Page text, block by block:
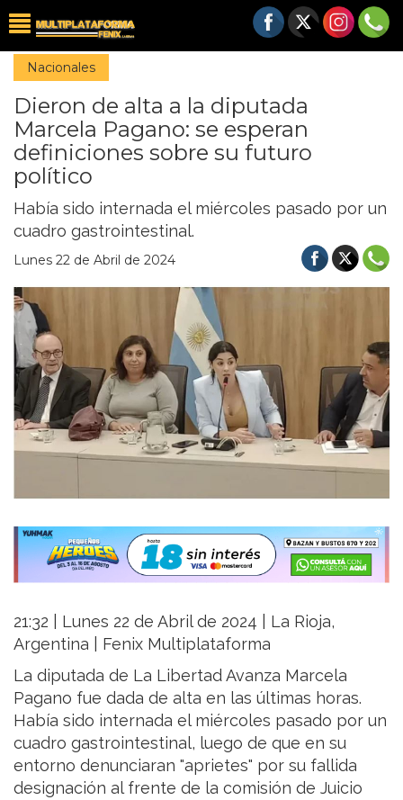
Nacionales
Dieron de alta a la diputada
Marcela Pagano: se esperan
definiciones sobre su futuro
político
Había sido internada el miércoles pasado por un
cuadro gastrointestinal.
Lunes 22 de Abril de 2024
21:32 | Lunes 22 de Abril de 2024 | La Rioja,
Argentina | Fenix Multiplataforma
La diputada de La Libertad Avanza Marcela
Pagano fue dada de alta en las últimas horas.
Había sido internada el miércoles pasado por un
cuadro gastrointestinal, luego de que en su
entorno denunciaran "aprietes" por su fallida
designación al frente de la comisión de Juicio